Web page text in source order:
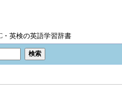
・英検の英語学習辞書